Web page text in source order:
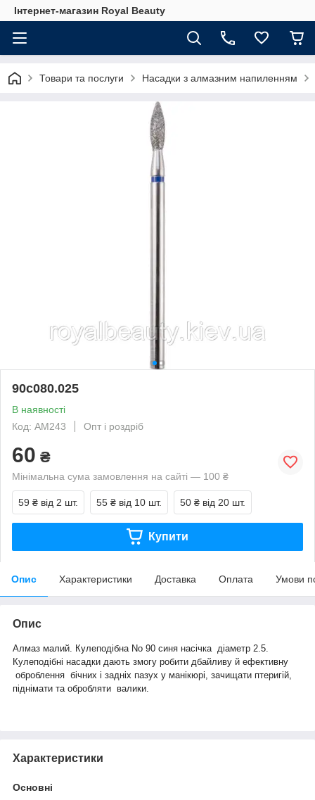
Інтернет-магазин Royal Beauty
Товари та послуги Насадки з алмазним напиленням
90с080.025
В наявності
Код: АМ243
Опт і роздріб
60 ₴
Мінімальна сума замовлення на сайті — 100 ₴
59 ₴ від 2 шт. 55 ₴ від 10 шт. 50 ₴ від 20 шт.
Купити
Опис Характеристики Доставка Оплата Умови
Опис
Алмаз малий. Кулеподібна No 90 синя насічка діаметр 2.5.
Кулеподібні насадки дають змогу робити дбайливу й ефективну
оброблення бічних і задніх пазух у манікюрі, зачищати птеригій,
піднімати та обробляти валики.
Характеристики
Основні